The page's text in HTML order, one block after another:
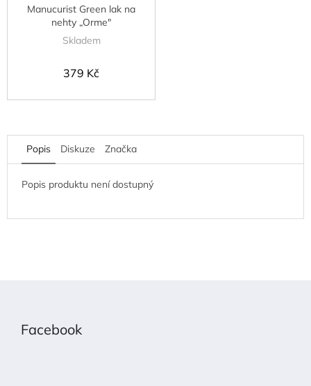
Manucurist Green lak na
nehty „Orme"
Skladem
379 Kč
Popis Diskuze Značka
Popis produktu není dostupný
Facebook